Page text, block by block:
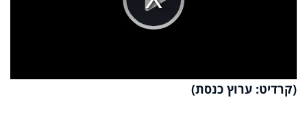
Play
Video
(קרדיט: ערוץ כנסת)